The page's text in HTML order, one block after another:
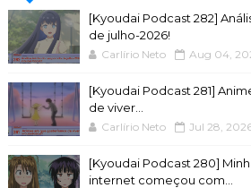
[Kyoudai Podcast 282]
de julho-2026!
Carlírio Neto Aug 04,
[Kyoudai Podcast 281]
de viver...
Carlírio Neto Jul 28,
[Kyoudai Podcast 280]
internet começou com...